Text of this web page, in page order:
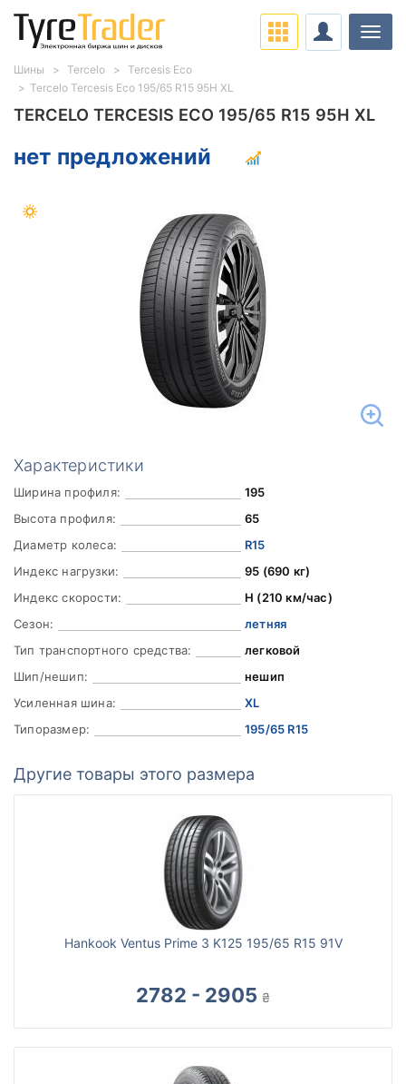
TERCELO TERCESIS ECO 195/65 R15 95H XL
нет предложений
Характеристики
Ширина профиля:
195
Высота профиля:
65
Диаметр колеса:
R15
Индекс нагрузки:
95 (690 кг)
Индекс скорости:
H (210 км/час)
Сезон:
летняя
Тип транспортного средства:
легковой
Шип/нешип:
нешип
Усиленная шина:
XL
Типоразмер:
195/65 R15
Другие товары этого размера
Hankook Ventus Prime 3 K125 195/65 R15 91V
2782 - 2905 ₴
Шины Tercelo
Tercesis Eco
Tercelo Tercesis Eco 195/65 R15 95H XL